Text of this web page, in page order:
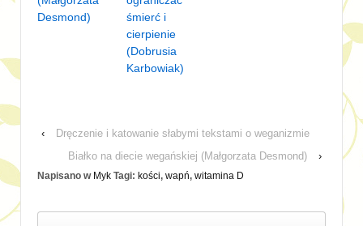
Desmond)
śmierć i
cierpienie
(Dobrusia
Karbowiak)
‹
Dręczenie i katowanie słabymi tekstami o weganizmie
Białko na diecie wegańskiej (Małgorzata Desmond)
›
Napisano w Myk Tagi: kości, wapń, witamina D